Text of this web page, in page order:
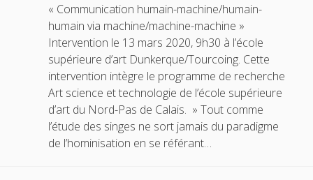
« Communication humain-machine/humain-
humain via machine/machine-machine »
Intervention le 13 mars 2020, 9h30 à l’école
supérieure d’art Dunkerque/Tourcoing. Cette
intervention intègre le programme de recherche
Art science et technologie de l’école supérieure
d’art du Nord-Pas de Calais. » Tout comme
l’étude des singes ne sort jamais du paradigme
de l’hominisation en se référant…